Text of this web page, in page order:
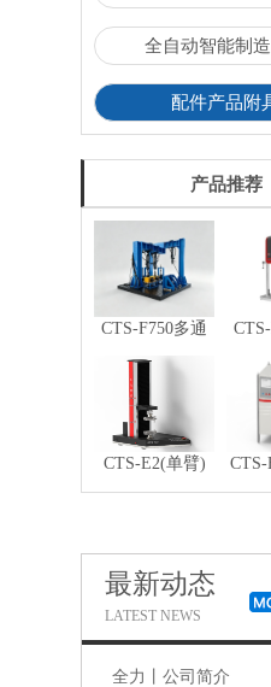
全自动智能制
配件产品附
产品推荐
CTS-F750多通
零部件疲劳试验
系统
CTS-E2(单臂)
微机控制电子式
CTS-
转弯
最新动态
LATEST NEWS
全力丨公司简介